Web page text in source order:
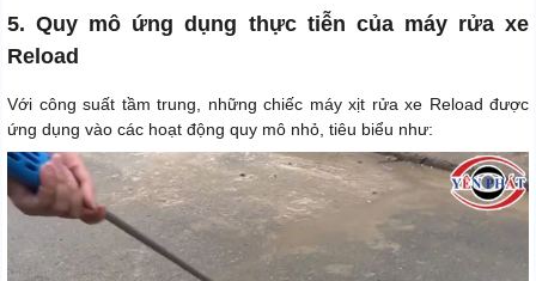
5. Quy mô ứng dụng thực tiễn của máy rửa xe
Reload
Với công suất tầm trung, những chiếc máy xịt rửa xe Reload được
ứng dụng vào các hoạt động quy mô nhỏ, tiêu biểu như: